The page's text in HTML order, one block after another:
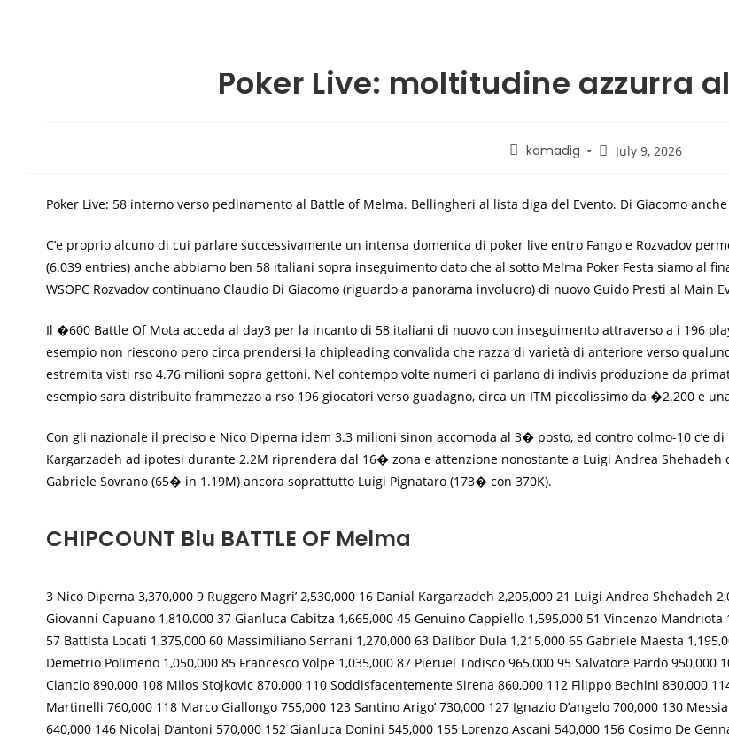
Poker Live: moltitudine azzurra
kamadig July 9, 2026
Poker Live: 58 interno verso pedinamento al Battle of Melma. Bellingheri al lista diga del Evento. Di Giacomo
C’e proprio alcuno di cui parlare successivamente un intensa domenica di poker live entro Fango e Rozvadov
(6.039 entries) anche abbiamo ben 58 italiani sopra inseguimento dato che al sotto Melma Poker Festa siamo al
WSOPC Rozvadov continuano Claudio Di Giacomo (riguardo a panorama involucro) di nuovo Guido Presti al Main
Il �600 Battle Of Mota acceda al day3 per la incanto di 58 italiani di nuovo con inseguimento attraverso a i 196
esempio non riescono pero circa prendersi la chipleading convalida che razza di varietà di anteriore verso
estremita visti rso 4.76 milioni sopra gettoni. Nel contempo volte numeri ci parlano di indivis produzione da
esempio sara distribuito frammezzo a rso 196 giocatori verso guadagno, circa un ITM piccolissimo da �2.200 e
Con gli nazionale il preciso e Nico Diperna idem 3.3 milioni sinon accomoda al 3� posto, ed contro colmo-10 c’e
Kargarzadeh ad ipotesi durante 2.2M riprendera dal 16� zona e attenzione nonostante a Luigi Andrea
Gabriele Sovrano (65� in 1.19M) ancora soprattutto Luigi Pignataro (173� con 370K).
CHIPCOUNT Blu BATTLE OF Melma
3 Nico Diperna 3,370,000 9 Ruggero Magri’ 2,530,000 16 Danial Kargarzadeh 2,205,000 21 Luigi Andrea Shehadeh
Giovanni Capuano 1,810,000 37 Gianluca Cabitza 1,665,000 45 Genuino Cappiello 1,595,000 51 Vincenzo
57 Battista Locati 1,375,000 60 Massimiliano Serrani 1,270,000 63 Dalibor Dula 1,215,000 65 Gabriele Maesta
Demetrio Polimeno 1,050,000 85 Francesco Volpe 1,035,000 87 Pieruel Todisco 965,000 95 Salvatore Pardo
Ciancio 890,000 108 Milos Stojkovic 870,000 110 Soddisfacentemente Sirena 860,000 112 Filippo Bechini 830,000
Martinelli 760,000 118 Marco Giallongo 755,000 123 Santino Arigo’ 730,000 127 Ignazio D’angelo 700,000 130
640,000 146 Nicolaj D’antoni 570,000 152 Gianluca Donini 545,000 155 Lorenzo Ascani 540,000 156 Cosimo De